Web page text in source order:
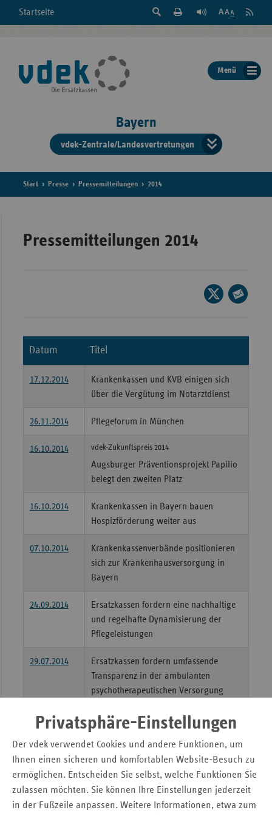
Privatsphäre-Einstellungen
Der vdek verwendet Cookies und andere Funktionen, um
Ihnen einen sicheren und komfortablen Website-Besuch zu
ermöglichen. Entscheiden Sie selbst, welche Funktionen Sie
zulassen möchten. Sie können Ihre Einstellungen jederzeit
in der Fußzeile anpassen. Weitere Informationen, etwa zum
Startseite
Suche
der
Seite
Feed
Menü
Bayern
vdek-Zentrale/Landesvertretungen
der
Start Presse Pressemitteilungen 2014
Pressemitteilungen 2014
Seite
auf
teilen
E-
Datum Titel
17.12.2014
Krankenkassen und KVB einigen sich
über die Vergütung im Notarztdienst
26.11.2014 Pflegeforum in München
16.10.2014 vdek-Zukunftspreis 2014
Augsburger Präventionsprojekt Papilio
belegt den zweiten Platz
16.10.2014
Krankenkassen in Bayern bauen
Hospizförderung weiter aus
07.10.2014
Krankenkassenverbände positionieren
sich zur Krankenhausversorgung in
Bayern
24.09.2014
Ersatzkassen fordern eine nachhaltige
und regelhafte Dynamisierung der
Pflegeleistungen
29.07.2014
Ersatzkassen fordern umfassende
Transparenz in der ambulanten
psychotherapeutischen Versorgung
21.07.2014
Behandlungsprogramme für chronisch
Kranke stark gefragt
15.07.2014 Neuer Rekord
3,3 Millionen Bayern sind bei
Ersatzkassen versichert